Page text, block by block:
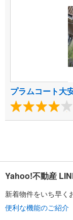
プラムコート大
Yahoo!不動産
新着物件をいち早く
便利な機能のご紹介